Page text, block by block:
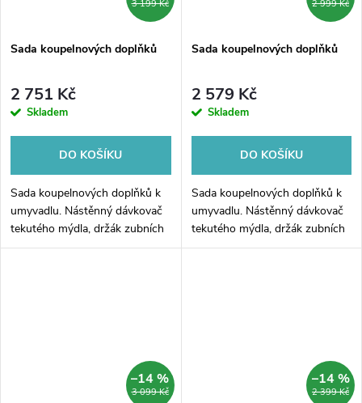
3 199 Kč
Sada koupelnových doplňků
2 751 Kč
Skladem
DO KOŠÍKU
Sada koupelnových doplňků k
umyvadlu. Nástěnný dávkovač
tekutého mýdla, držák zubních
kartáčků a háček na zavěšení
2 999 Kč
Sada koupelnových doplňků
2 579 Kč
Skladem
DO KOŠÍKU
Sada koupelnových doplňků k
umyvadlu. Nástěnný dávkovač
tekutého mýdla, držák zubních
kartáčků a háček na zavěšení
3 099 Kč
–14 %
2 399 Kč
–14 %